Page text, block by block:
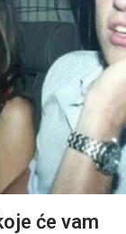
će vam